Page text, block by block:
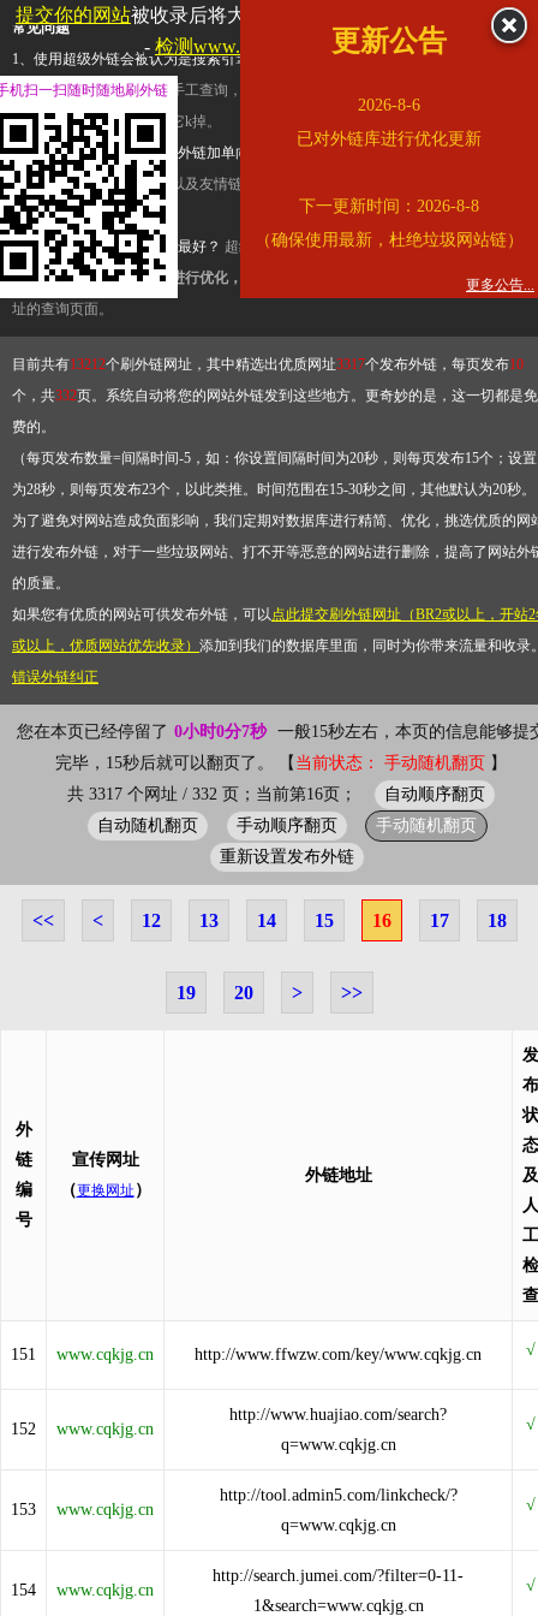
常见问题
1、使用超级外链会被认为是搜索引擎优化作弊吗？ 超级外链只是一个简便而集成
查询工具，模拟的是正常手工查询，不是作弊。如果是作弊，那您可以使用超级外
推广竞争对手的网址，让它k掉。
2、网站优化单纯依靠超级外链加单向链接可行吗？
链，需要结合普通的外链以及友情链接，您可以到站长论坛发布外链，到友情链接
台交换友情链接。
3、如何使用超级外链效果最好？ 超级外链不同于普通的外链，它是动态的链接，
有频繁使用超级外链工具进行优化，才能获得稳定的外链
，最终使搜索引擎收录带
址的查询页面。
目前共有13212个刷外链网址，其中精选出优质网址3317个发布外链，每页发布10
个，共332页。系统自动将您的网站外链发到这些地方。更奇妙的是，这一切都是免
费的。
（每页发布数量=间隔时间-5，如：你设置间隔时间为20秒，则每页发布15个；设置
为28秒，则每页发布23个，以此类推。时间范围在15-30秒之间，其他默认为20秒
为了避免对网站造成负面影响，我们定期对数据库进行精简、优化，挑选优质的网
进行发布外链，对于一些垃圾网站、打不开等恶意的网站进行删除，提高了网站外
的质量。
如果您有优质的网站可供发布外链，可以点此提交刷外链网址（BR2或以上，开站
或以上，优质网站优先收录） 添加到我们的数据库里面，同时为你带来流量和收录
错误外链纠正
您在本页已经停留了 0小时0分7秒
一般15秒左右，本页的信息能够提
完毕，15秒后就可以翻页了。 【 当前状态： 手动随机翻页 】
共 3317 个网址 / 332 页；当前第16页；
自动顺序翻页
自动随机翻页
手动顺序翻页
手动随机翻页
重新设置发布外链
<< < 12 13 14 15 16 17 18
19 20 > >>
外
链
编
号
宣传网址
（更换网址 ）
外链地址
发
布
状
态
及
人
工
检
查
151 www.cqkjg.cn http://www.ffwzw.com/key/www.cqkjg.cn
152 www.cqkjg.cn
http://www.huajiao.com/search?
q=www.cqkjg.cn
153 www.cqkjg.cn
http://tool.admin5.com/linkcheck/?
q=www.cqkjg.cn
154 www.cqkjg.cn
http://search.jumei.com/?filter=0-11-
1&search=www.cqkjg.cn
提交你的网站被收录后将大幅提升流量和外链，
查看展示页面
- 检测www.cqkjg.cn是否收录更新公告
2026-8-6
已对外链库进行优化更新
下一更新时间：2026-8-8
（确保使用最新，杜绝垃圾网站链）
更多公告...
机扫一扫随时随地刷外链